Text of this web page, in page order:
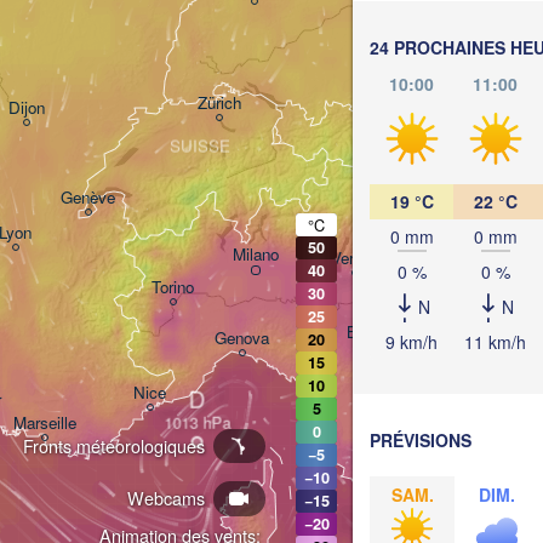
24 PROCHAINES
10:00
11:00
19 °C
0 mm
0 %
N
9 km/h
22 °C
0 mm
0 %
N
11 km/h
PRÉVISIONS
SAM. DIM.
Animation des vents:
Webcams
Fronts météorologiques
Milano
Lyon
Marseille
Torino
Genova
Genève
Verona
Dijon Zürich
Nice
SUISSE
Roma
München
Venezia
Perugia
Bologna
D
°C
50
40
30
25
20
15
10
5
0
−5
−10
−15
−20